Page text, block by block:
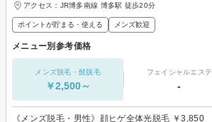
アクセス：JR博多南線 博多駅 徒歩20分
ポイントが貯まる・使える メンズ歓迎
メニュー別参考価格
メンズ脱毛・髭脱毛
￥2,500～
フェイシャルエステ
-
《メンズ脱毛・男性》顔ヒゲ全体光脱毛 ￥3,850